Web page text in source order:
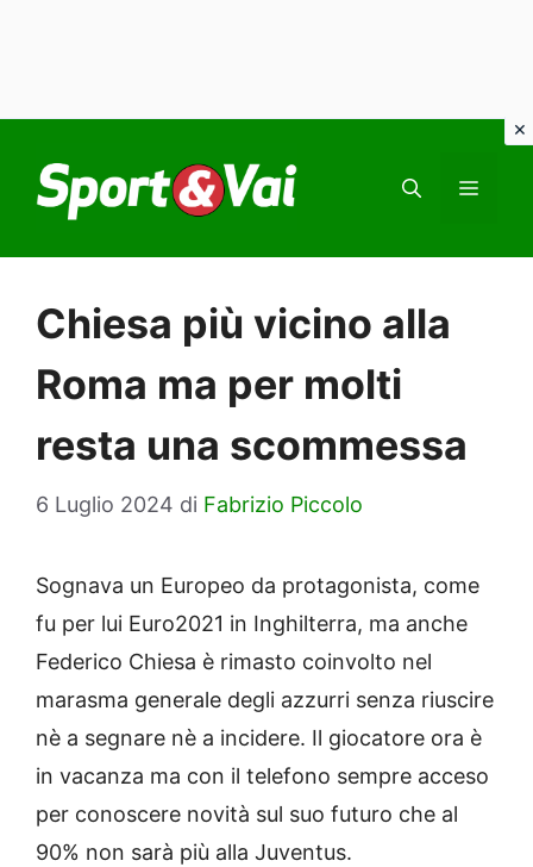
contenuto
Chiesa più vicino alla
Roma ma per molti
resta una scommessa
6 Luglio 2024 di Fabrizio Piccolo
Sognava un Europeo da protagonista, come
fu per lui Euro2021 in Inghilterra, ma anche
Federico Chiesa è rimasto coinvolto nel
marasma generale degli azzurri senza riuscire
nè a segnare nè a incidere. Il giocatore ora è
in vacanza ma con il telefono sempre acceso
per conoscere novità sul suo futuro che al
90% non sarà più alla Juventus.